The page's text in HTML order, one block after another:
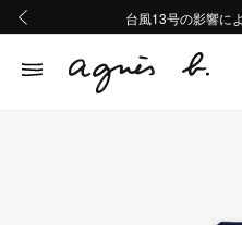
熊本地域地震の影響
Summer
台風13号の影響に
熊本地域地震の影響
Summer